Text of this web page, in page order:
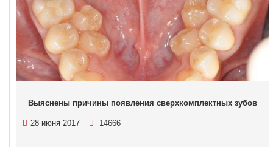
Выяснены причины появления сверхкомплектных зубов
28 июня 2017 14666